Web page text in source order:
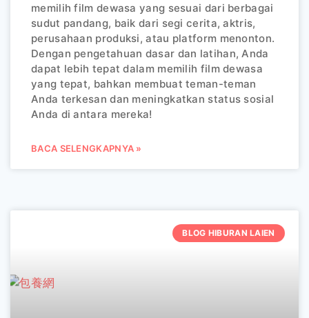
memilih film dewasa yang sesuai dari berbagai
sudut pandang, baik dari segi cerita, aktris,
perusahaan produksi, atau platform menonton.
Dengan pengetahuan dasar dan latihan, Anda
dapat lebih tepat dalam memilih film dewasa
yang tepat, bahkan membuat teman-teman
Anda terkesan dan meningkatkan status sosial
Anda di antara mereka!
BACA SELENGKAPNYA »
BLOG HIBURAN LAIEN